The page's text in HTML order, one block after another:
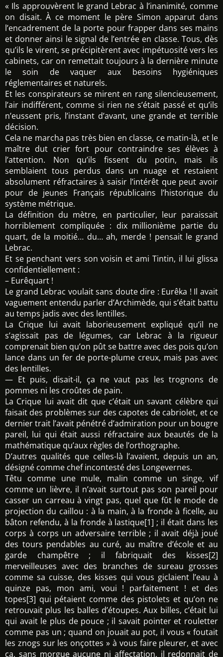
« Ils approuvèrent le grand Lebrac à l’inanimité, comme
on disait. À ce moment le père Simon apparut dans
l’encadrement de la porte pour frapper dans ses mains
et donner ainsi le signal de l’entrée en classe. Tous, dès
qu’ils le virent, se précipitèrent avec impétuosité vers les
cabinets, car on remettait toujours à la dernière minute
le soin de vaquer aux besoins hygiéniques
réglementaires et naturels.
Et les conspirateurs se mirent en rang silencieusement,
l’air indifférent, comme si rien ne s’était passé et qu’ils
n’eussent pris, l’instant d’avant, une grande et terrible
décision.
Cela ne marcha pas très bien en classe, ce matin-là, et le
maître dut crier fort pour contraindre ses élèves à
l’attention. Non qu’ils fissent du potin, mais ils
semblaient tous perdus dans un nuage et restaient
absolument réfractaires à saisir l’intérêt que peut avoir
pour de jeunes Français républicains l’historique du
système métrique.
La définition du mètre, en particulier, leur paraissait
horriblement compliquée : dix millionième partie du
quart, de la moitié… du… ah, merde ! pensait le grand
Lebrac.
Et se penchant vers son voisin et ami Tintin, il lui glissa
confidentiellement :
– Eurêquart !
Le grand Lebrac voulait sans doute dire : Eurêka ! Il avait
vaguement entendu parler d’Archimède, qui s’était battu
au temps jadis avec des lentilles.
La Crique lui avait laborieusement expliqué qu’il ne
s’agissait pas de légumes, car Lebrac à la rigueur
comprenait bien qu’on pût se battre avec des pois qu’on
lance dans un fer de porte-plume creux, mais pas avec
des lentilles.
— Et puis, disait-il, ça ne vaut pas les trognons de
pommes ni les croûtes de pain.
La Crique lui avait dit que c’était un savant célèbre qui
faisait des problèmes sur des capotes de cabriolet, et ce
dernier trait l’avait pénétré d’admiration pour un bougre
pareil, lui qui était aussi réfractaire aux beautés de la
mathématique qu’aux règles de l’orthographe.
D’autres qualités que celles-là l’avaient, depuis un an,
désigné comme chef incontesté des Longevernes.
Têtu comme une mule, malin comme un singe, vif
comme un lièvre, il n’avait surtout pas son pareil pour
casser un carreau à vingt pas, quel que fût le mode de
projection du caillou : à la main, à la fronde à ficelle, au
bâton refendu, à la fronde à lastique[1] ; il était dans les
corps à corps un adversaire terrible ; il avait déjà joué
des tours pendables au curé, au maître d’école et au
garde champêtre ; il fabriquait des kisses[2]
merveilleuses avec des branches de sureau grosses
comme sa cuisse, des kisses qui vous giclaient l’eau à
quinze pas, mon ami, voui ! parfaitement ! et des
topes[3] qui pétaient comme des pistolets et qu’on ne
retrouvait plus les balles d’étoupes. Aux billes, c’était lui
qui avait le plus de pouce ; il savait pointer et rouletter
comme pas un ; quand on jouait au pot, il vous « foutait
les znogs sur les onçottes » à vous faire pleurer, et avec
ça, sans morgue aucune ni affectation, il redonnait de